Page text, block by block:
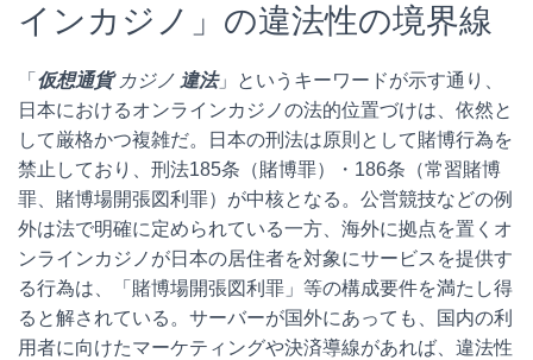
インカジノ」の違法性の境界線
「 仮想通貨カジノ 違法」というキーワードが示す通り、
日本におけるオンラインカジノの法的位置づけは、依然と
して厳格かつ複雑だ。日本の刑法は原則として賭博行為を
禁止しており、刑法185条（賭博罪）・186条（常習賭博
罪、賭博場開張図利罪）が中核となる。公営競技などの例
外は法で明確に定められている一方、海外に拠点を置くオ
ンラインカジノが日本の居住者を対象にサービスを提供す
る行為は、「賭博場開張図利罪」等の構成要件を満たし得
ると解されている。サーバーが国外にあっても、国内の利
用者に向けたマーケティングや決済導線があれば、違法性